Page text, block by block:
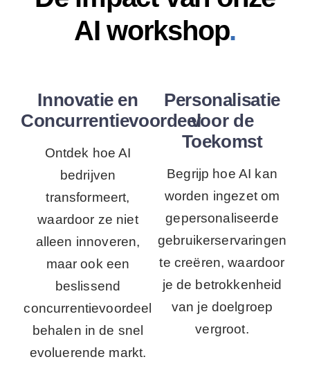
AI workshop.
Innovatie en
Concurrentievoordeel
Ontdek hoe AI
bedrijven
transformeert,
waardoor ze niet
alleen innoveren,
maar ook een
beslissend
concurrentievoordeel
behalen in de snel
evoluerende markt.
Personalisatie
voor de
Toekomst
Begrijp hoe AI kan
worden ingezet om
gepersonaliseerde
gebruikerservaringen
te creëren, waardoor
je de betrokkenheid
van je doelgroep
vergroot.